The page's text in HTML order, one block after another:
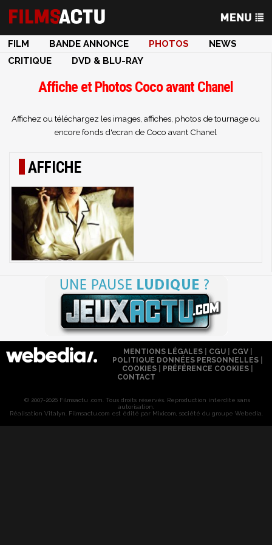
FILM BANDE ANNONCE PHOTOS
NEWS
CRITIQUE
DVD & BLU-RAY
Affiche et Photos Coco avant Chanel
Affichez ou téléchargez les images, affiches, photos de tournage ou
encore fonds d'ecran de Coco avant Chanel
AFFICHE
MENTIONS LÉGALES| CGU| CGV|
POLITIQUE DONNÉES PERSONNELLES
COOKIES
PRÉFÉRENCE COOKIES
CONTACT
© 2007-2026 Filmsactu .com. Tous droits réservés. Reproduction interdite sans
autorisation.
Réalisation Vitalyn . Filmsactu .com est édité par Mixicom, société du groupe Webedia.